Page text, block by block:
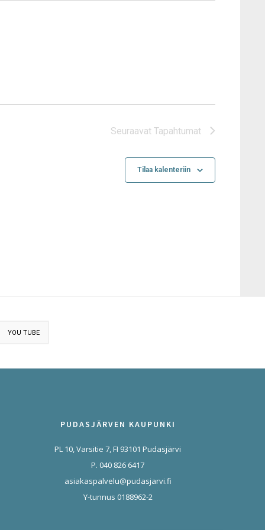
Seuraavat Tapahtumat
Tilaa kalenteriin
YOU TUBE
PUDASJÄRVEN KAUPUNKI
PL 10, Varsitie 7, FI 93101 Pudasjärvi
P. 040 826 6417
asiakaspalvelu@pudasjarvi.fi
Y-tunnus 0188962-2